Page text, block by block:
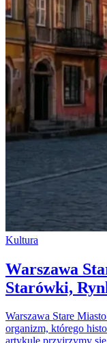
Kultura
Warszawa
Starówki,
Warszawa Stare
organizm, którego